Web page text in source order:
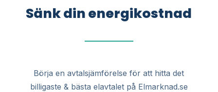
Sänk din energikostnad
Börja en avtalsjämförelse för att hitta det
billigaste & bästa elavtalet på Elmarknad.se